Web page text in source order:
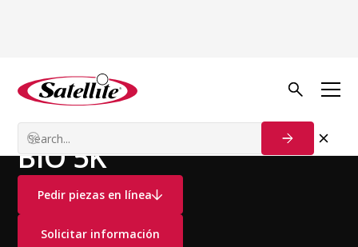
Ver todos los productos
Desodorizantes y Consumibles Desodorizantes Líquidos
BIO 5K
Pedir piezas en línea
Solicitar información